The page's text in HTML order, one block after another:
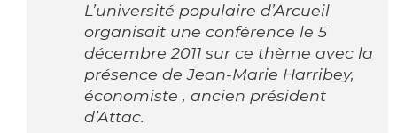
L’université populaire d’Arcueil
organisait une conférence le 5
décembre 2011 sur ce thème avec la
présence de Jean-Marie Harribey,
économiste , ancien président
d’Attac.